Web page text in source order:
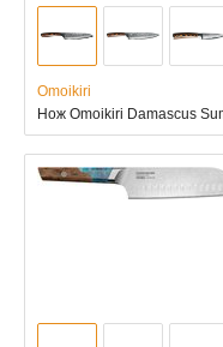
Omoikiri
Нож Omoikiri Damascus